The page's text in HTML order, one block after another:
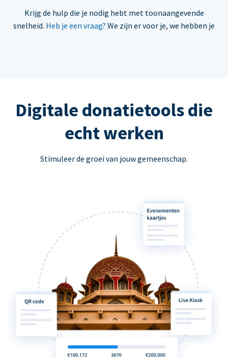
Krijg de hulp die je nodig hebt met toonaangevende
snelheid. Heb je een vraag? We zijn er voor je, we hebben je
Digitale donatietools die
echt werken
Stimuleer de groei van jouw gemeenschap.